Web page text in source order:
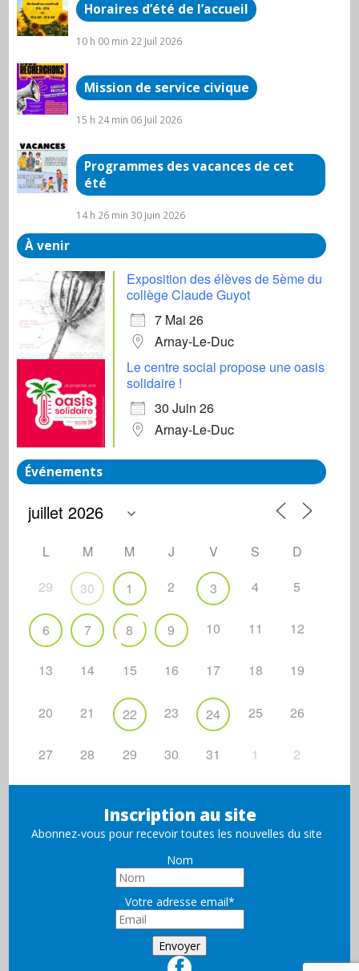
Horaires d’été de l’accueil
10 h 00 min 22 Juil 2026
Mission de service civique
15 h 24 min 06 Juil 2026
Programmes des vacances de cet
été
14 h 26 min 30 Juin 2026
À venir
Exposition des élèves de 5ème du
collège Claude Guyot
7 Mai 26
Arnay-Le-Duc
Le centre social propose une oasis
solidaire !
30 Juin 26
Arnay-Le-Duc
Événements
L M M J V S
D
29
30 1 2 3 4 5
6 7 8 9 10 11 12
13 14 15 16 17 18 19
20 21 22 23 24 25 26
27 28 29 30 31 1 2
Inscription au site
Abonnez-vous pour recevoir toutes les nouvelles du site
Nom
Votre adresse email*